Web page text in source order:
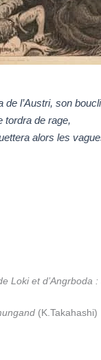
de l’Austri, son
tordra de rage,
alors les
Loki et d’Angrboda
(K.Takahashi)